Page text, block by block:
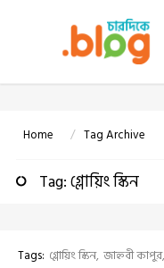
Home Tag Archive
Tag: গ্লোয়িং স্কিন
Tags: গ্লোয়িং স্কিন জাহ্নবী কাপুর